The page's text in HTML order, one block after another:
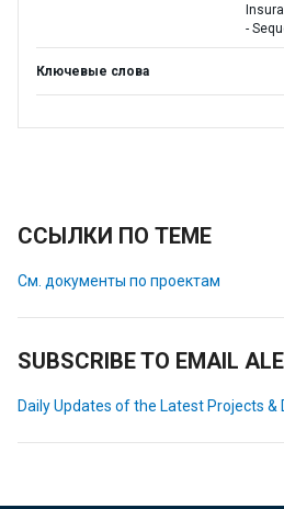
-
Ключевые слова
ССЫЛКИ ПО ТЕМЕ
См. документы по проектам
SUBSCRIBE TO EMAIL
Daily Updates of the Latest Projects &